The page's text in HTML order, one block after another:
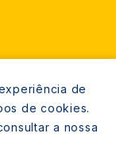
de
de cookies.
a nossa